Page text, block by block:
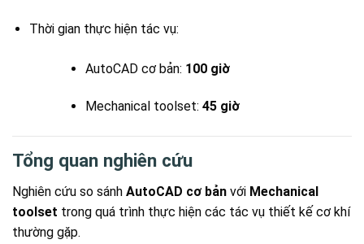
Thời gian thực hiện tác vụ:
AutoCAD cơ bản: 100 giờ
Mechanical toolset: 45 giờ
Tổng quan nghiên cứu
Nghiên cứu so sánh AutoCAD cơ bản với Mechanical
toolset trong quá trình thực hiện các tác vụ thiết kế cơ khí
thường gặp.